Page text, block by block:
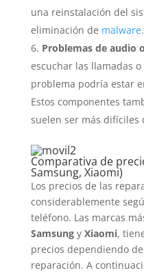
una reinstalación del
eliminación de malware.
Problemas de audio
escuchar las llamadas
problema podría estar
Estos componentes
suelen ser más difíciles
Comparativa de
Samsung, Xiaomi)
Los precios de las
considerablemente
teléfono. Las marcas
Samsungy Xiaomi,
precios dependiendo
reparación. A